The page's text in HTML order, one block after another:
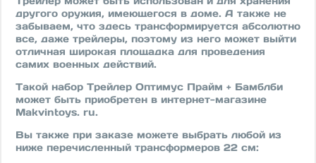
другого оружия, имеющегося в доме. А также не
забываем, что здесь трансформируется абсолютно
все, даже трейлеры, поэтому из него может выйти
отличная широкая площадка для проведения
самих военных действий.
Такой набор Трейлер Оптимус Прайм + Бамблби
может быть приобретен в интернет-магазине
Makvintoys. ru.
Вы также при заказе можете выбрать любой из
ниже перечисленный трансформеров 22 см: